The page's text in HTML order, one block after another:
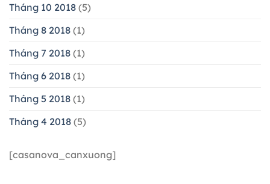
Tháng 10 2018 (5)
Tháng 8 2018 (1)
Tháng 7 2018 (1)
Tháng 6 2018 (1)
Tháng 5 2018 (1)
Tháng 4 2018 (5)
[casanova_canxuong]